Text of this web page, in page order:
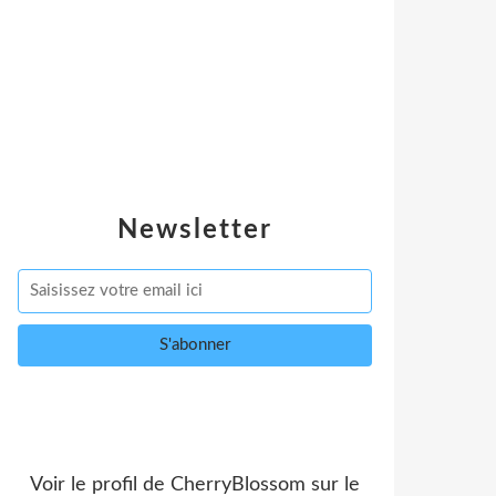
Newsletter
Voir le profil de CherryBlossom sur le